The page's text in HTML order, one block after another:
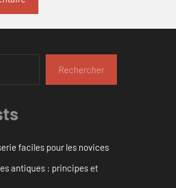
Rechercher
faciles pour les novices
antiques : principes et